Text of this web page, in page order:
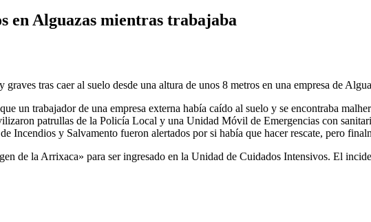
en Alguazas mientras trabajaba
tras caer al suelo desde una altura de unos 8 metros en una empresa de
un trabajador de una empresa externa había caído al suelo y se encontraba
patrullas de la Policía Local y una Unidad Móvil de Emergencias con
y Salvamento fueron alertados por si había que hacer rescate, pero
de la Arrixaca» para ser ingresado en la Unidad de Cuidados Intensivos. El